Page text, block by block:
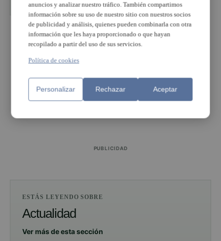
adsuara gestora pp
PUBLICIDAD
PUBLICIDAD
ESTÁS LEYENDO SOBRE
Actualidad
Ver más de esta sección
anuncios y analizar nuestro tráfico. También compartimos
información sobre su uso de nuestro sitio con nuestros socios
de publicidad y análisis, quienes pueden combinarla con otra
información que les haya proporcionado o que hayan
recopilado a partir del uso de sus servicios.
Política de cookies
Personalizar Rechazar Aceptar